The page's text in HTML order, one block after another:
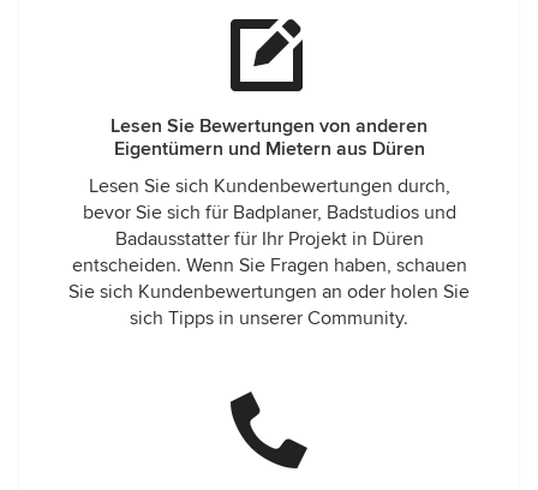
Lesen Sie Bewertungen von anderen
Eigentümern und Mietern aus Düren
Lesen Sie sich Kundenbewertungen durch,
bevor Sie sich für Badplaner, Badstudios und
Badausstatter für Ihr Projekt in Düren
entscheiden. Wenn Sie Fragen haben, schauen
Sie sich Kundenbewertungen an oder holen Sie
sich Tipps in unserer Community.